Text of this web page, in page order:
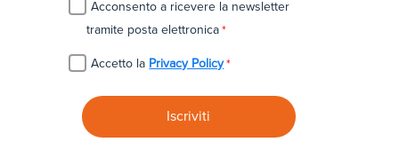
Acconsento a ricevere la newsletter
tramite posta elettronica*
Accetto la Privacy Policy*